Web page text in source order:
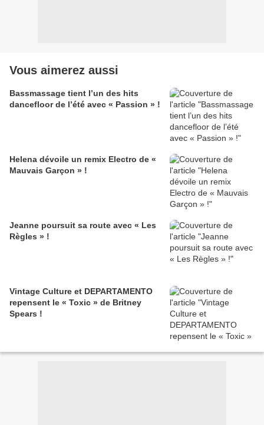
Vous aimerez aussi
Bassmassage tient l’un des hits
dancefloor de l’été avec « Passion » !
Helena dévoile un remix Electro de «
Mauvais Garçon » !
Jeanne poursuit sa route avec « Les
Règles » !
Vintage Culture et DEPARTAMENTO
repensent le « Toxic » de Britney
Spears !